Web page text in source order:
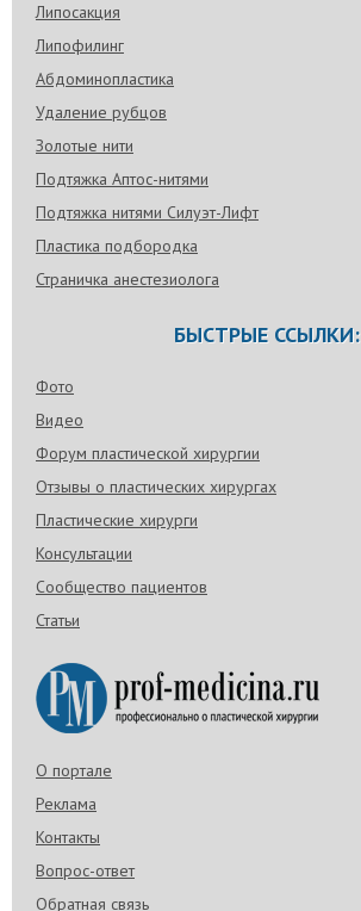
Липосакция
Липофилинг
Абдоминопластика
Удаление рубцов
Золотые нити
Подтяжка Аптос-нитями
Подтяжка нитями Силуэт-Лифт
Пластика подбородка
Страничка анестезиолога
БЫСТРЫЕ ССЫЛКИ:
Фото
Видео
Форум пластической хирургии
Отзывы о пластических хирургах
Пластические хирурги
Консультации
Сообщество пациентов
Статьи
О портале
Реклама
Контакты
Вопрос-ответ
Обратная связь